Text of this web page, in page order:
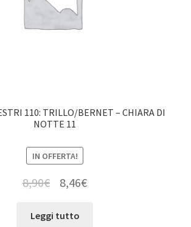
110: TRILLO/BERNET – CHIARA DI
NOTTE 11
IN OFFERTA!
8,90€ 8,46€
Leggi tutto